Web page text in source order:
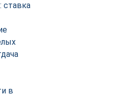
ставка
в